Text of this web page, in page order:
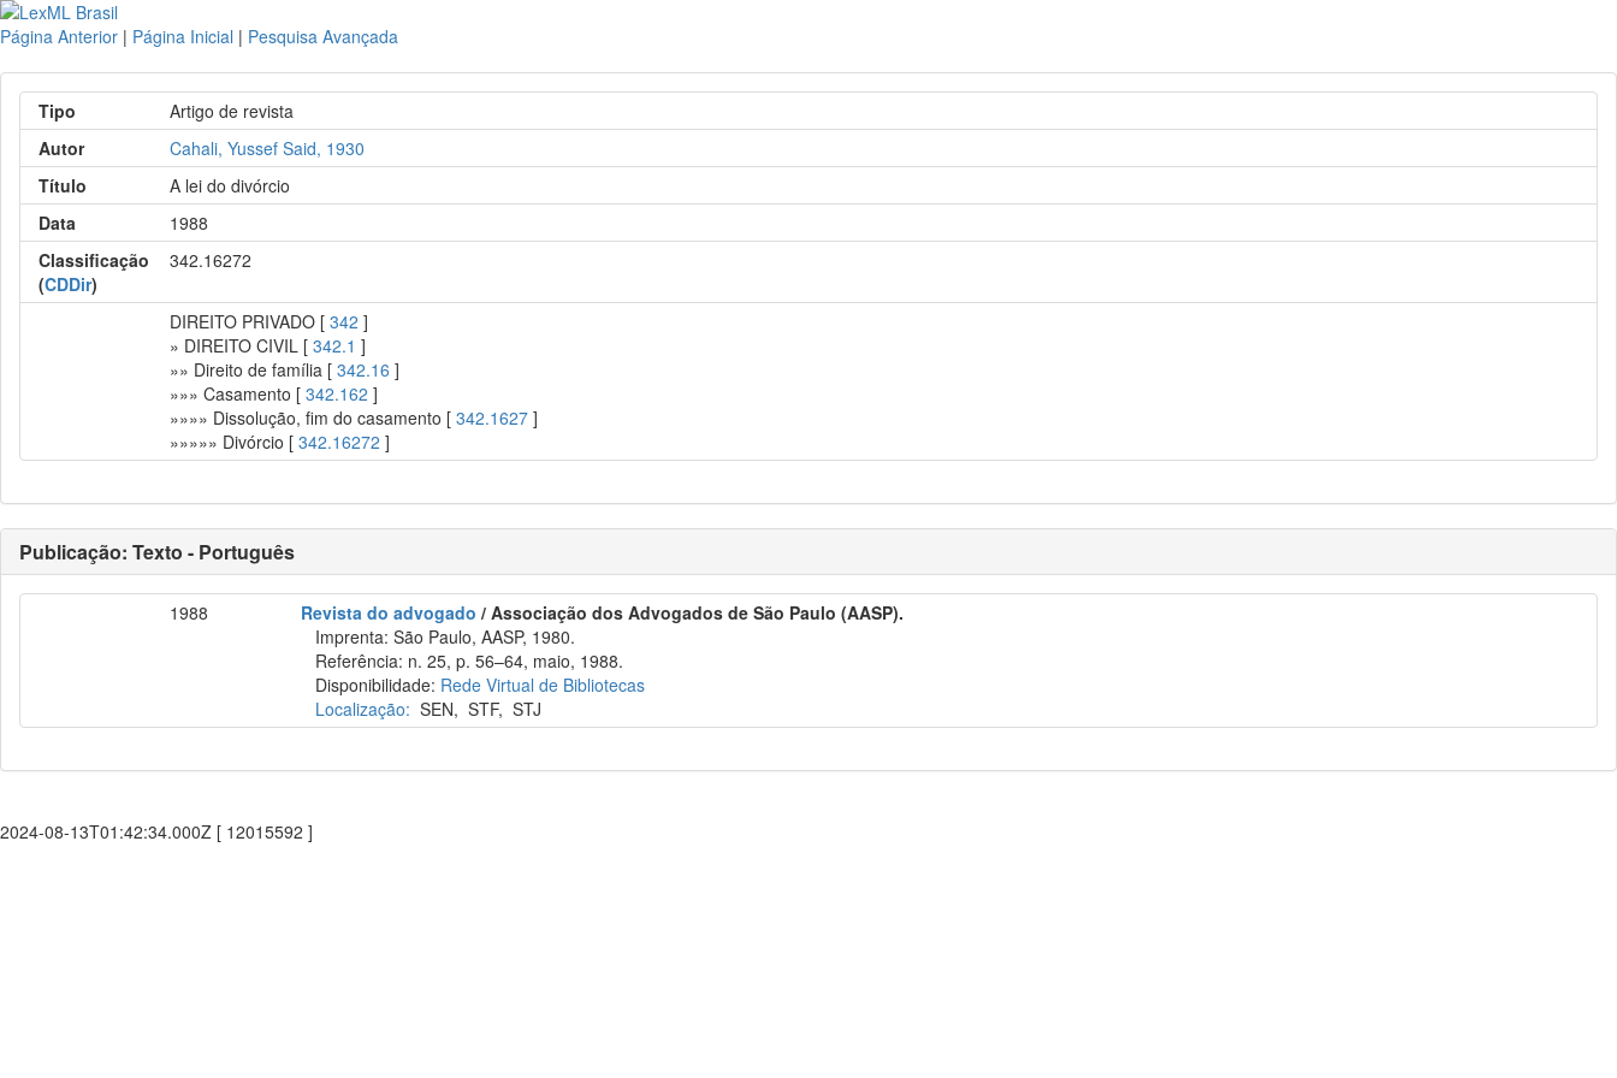
Página Anterior | Página Inicial | Pesquisa Avançada
Tipo
Artigo de revista
Autor
Cahali, Yussef Said, 1930
Título
A lei do divórcio
Data
1988
Classificação
(CDDir)
342.16272
DIREITO PRIVADO [342 ]
» DIREITO CIVIL [342.1 ]
»» Direito de família [342.16 ]
»»» Casamento [342.162 ]
»»»» Dissolução, fim do casamento [342.1627 ]
»»»»» Divórcio [342.16272 ]
Publicação: Texto - Português
1988 Revista do advogado / Associação dos Advogados de São Paulo (AASP).
Imprenta: São Paulo, AASP, 1980.
Referência: n. 25, p. 56–64, maio, 1988.
Disponibilidade: Rede Virtual de Bibliotecas
Localização: SEN,STF,STJ
2024-08-13T01:42:34.000Z [ 12015592 ]